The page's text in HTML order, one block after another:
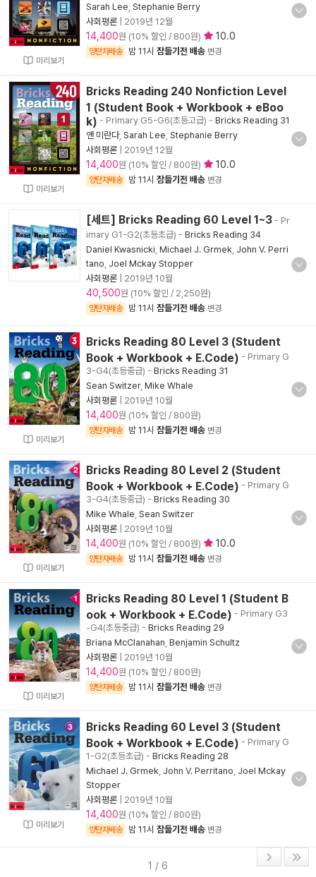
미리보기
Sarah Lee Stephanie Berry
사회평론
2019년 12월
14,400원 (10% 할인 / 800원) 10.0
양탄자배송 밤 11시 잠들기전 배송 변경
미리보기
Bricks Reading 240 Nonfiction Level
1 (Student Book + Workbook + eBoo
k) - Primary G5-G6(초등고급) - Bricks Reading 31
앤 미란다, Sarah Lee Stephanie Berry
사회평론
2019년 12월
14,400원 (10% 할인 / 800원) 10.0
양탄자배송 밤 11시 잠들기전 배송 변경
[세트] Bricks Reading 60 Level 1~3 - Pr
imary G1-G2(초등초급) - Bricks Reading 34
Daniel Kwasnicki Michael J. Grmek John V. Perri
tano Joel Mckay Stopper
사회평론
2019년 10월
40,500원 (10% 할인 / 2,250원)
양탄자배송 밤 11시 잠들기전 배송 변경
미리보기
Bricks Reading 80 Level 3 (Student
Book + Workbook + E.Code) - Primary G
3-G4(초등중급) - Bricks Reading 31
Sean Switzer, Mike Whale
사회평론
2019년 10월
14,400원 (10% 할인 / 800원)
양탄자배송 밤 11시 잠들기전 배송 변경
미리보기
Bricks Reading 80 Level 2 (Student
Book + Workbook + E.Code) - Primary G
3-G4(초등중급) - Bricks Reading 30
Mike Whale Sean Switzer
사회평론
2019년 10월
14,400원 (10% 할인 / 800원) 10.0
양탄자배송 밤 11시 잠들기전 배송 변경
미리보기
Bricks Reading 80 Level 1 (Student B
ook + Workbook + E.Code) - Primary G3
-G4(초등중급) - Bricks Reading 29
Briana McClanahan Benjamin Schultz
사회평론
2019년 10월
14,400원 (10% 할인 / 800원)
양탄자배송 밤 11시 잠들기전 배송 변경
미리보기
Bricks Reading 60 Level 3 (Student
Book + Workbook + E.Code) - Primary G
1-G2(초등초급) - Bricks Reading 28
Michael J. Grmek John V. Perritano Joel Mckay
Stopper
사회평론
2019년 10월
14,400원 (10% 할인 / 800원)
양탄자배송 밤 11시 잠들기전 배송 변경
1 / 6